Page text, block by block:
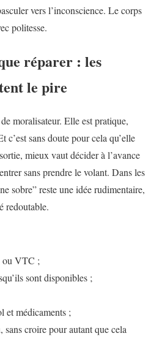
vers l’inconscience. Le corps
politesse.
réparer : les
le pire
moralisateur. Elle est pratique,
c’est sans doute pour cela qu’elle
mieux vaut décider à l’avance
sans prendre le volant. Dans les
sobre” reste une idée rudimentaire,
redoutable.
ou VTC ;
sont disponibles ;
et médicaments ;
sans croire pour autant que cela